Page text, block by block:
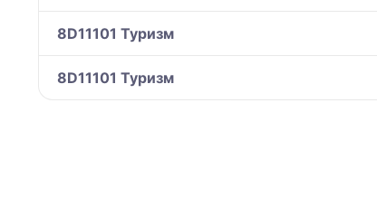
8D11101 Туризм
8D11101 Туризм